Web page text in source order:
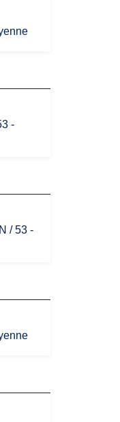
-
/ 53 -